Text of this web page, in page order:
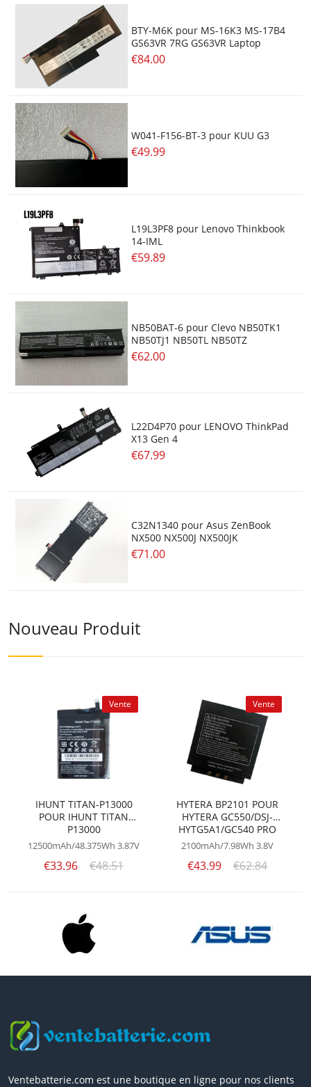
BTY-M6K pour MS-16K3 MS-17B4
GS63VR 7RG GS63VR Laptop
€84.00
W041-F156-BT-3 pour KUU G3
€49.99
L19L3PF8 pour Lenovo Thinkbook
14-IML
€59.89
NB50BAT-6 pour Clevo NB50TK1
NB50TJ1 NB50TL NB50TZ
€62.00
L22D4P70 pour LENOVO ThinkPad
X13 Gen 4
€67.99
C32N1340 pour Asus ZenBook
NX500 NX500J NX500JK
€71.00
Nouveau Produit
Vente
IHUNT TITAN-P13000
POUR IHUNT TITAN
P13000
12500mAh/48.375Wh 3.87V
€33.96 €48.51
Vente
HYTERA BP2101 POUR
HYTERA GC550/DSJ-
HYTG5A1/GC540 PRO
2100mAh/7.98Wh 3.8V
€43.99 €62.84
Ventebatterie.com est une boutique en ligne pour nos clients